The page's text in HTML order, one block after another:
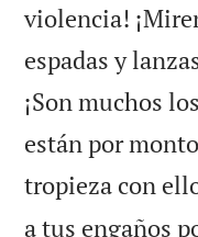
violencia!
espadas y
¡Son muchos
están por
tropieza con
a tus engaños